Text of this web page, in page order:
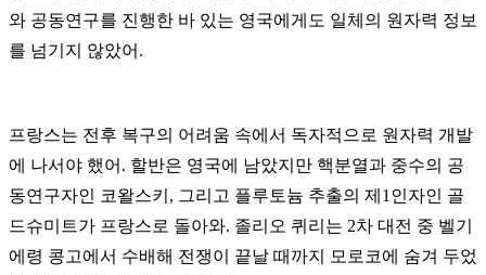
와 공동연구를 진행한 바 있는 영국에게도 일체의 원자력 정보
를 넘기지 않았어.
프랑스는 전후 복구의 어려움 속에서 독자적으로 원자력 개발
에 나서야 했어. 할반은 영국에 남았지만 핵분열과 중수의 공
동연구자인 코왈스키, 그리고 플루토늄 추출의 제1인자인 골
드슈미트가 프랑스로 돌아와. 졸리오 퀴리는 2차 대전 중 벨기
에령 콩고에서 수배해 전쟁이 끝날 때까지 모로코에 숨겨 두었